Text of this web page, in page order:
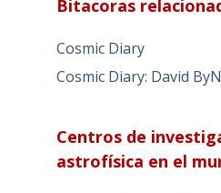
Bitacoras
Cosmic Diary
Cosmic Diary: David ByN
Centros de
astrofísica en el